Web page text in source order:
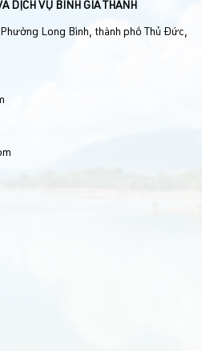
DỊCH VỤ BÌNH GIA THÀNH
Long Bình, thành phố Thủ Đức,